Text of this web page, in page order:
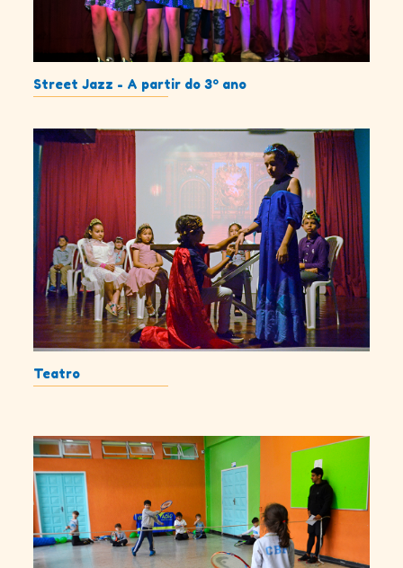
Street Jazz - A partir do 3º ano
Teatro